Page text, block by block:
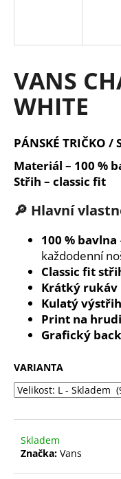
VANS
WHITE
PÁNSKÉ TRIČKO /
Materiál – 100 %
Střih – classic fit
🔎 Hlavní
100 % bavlna
každodenní
Classic fit
Krátký rukáv
Kulatý výstřih
Print na hrudi
Grafický
VARIANTA
Skladem
Značka: Vans
í
t
?
HLEDAT
D
m
e